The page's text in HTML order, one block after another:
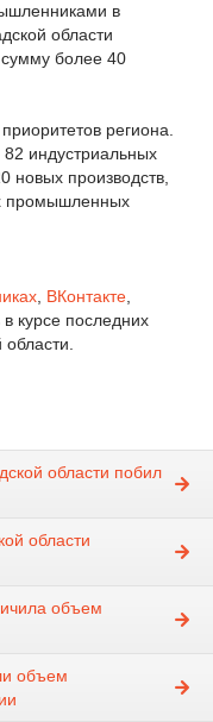
в
области
более 40
региона.
индустриальных
новых производств,
промышленных
ВКонтакте
в курсе последних
области побил
области
объем
объем